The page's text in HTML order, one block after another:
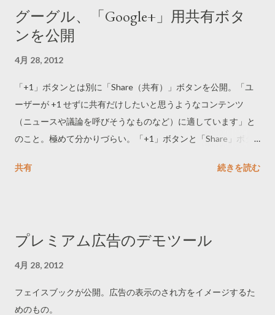
グーグル、「Google+」用共有ボタ
ンを公開
4月 28, 2012
「+1」ボタンとは別に「Share（共有）」ボタンを公開。「ユ
ーザーが +1 せずに共有だけしたいと思うようなコンテンツ
（ニュースや議論を呼びそうなものなど）に適しています」と
のこと。極めて分かりづらい。「+1」ボタンと「Share」ボタ
く。
共有 続きを読む
プレミアム広告のデモツール
4月 28, 2012
フェイスブックが公開。広告の表示のされ方をイメージするた
めのもの。